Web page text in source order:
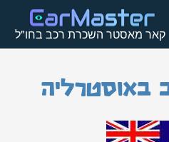
קאר מאסטר השכרת רכב בחו"ל
באוסטרליה